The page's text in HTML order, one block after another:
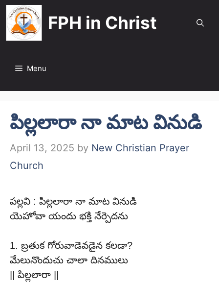
Skip
to
content
FPH in Christ
Menu
పిల్లలారా నా మాట వినుడి
April 13, 2025 by New Christian Prayer
Church
పల్లవి : పిల్లలారా నా మాట వినుడి
యెహోవా యందు భక్తి నేర్పెదను
1. బ్రతుక గోరువాడెవడైన కలడా?
మేలునొందుచు చాలా దినములు
|| పిల్లలారా ||